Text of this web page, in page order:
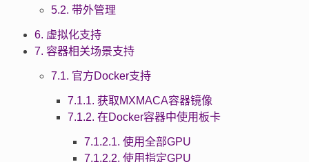
5.2. 带外管理
6. 虚拟化支持
7. 容器相关场景支持
7.1. 官方Docker支持
7.1.1. 获取MXMACA容器镜像
7.1.2. 在Docker容器中使用板卡
7.1.2.1. 使用全部GPU
7.1.2.2. 使用指定GPU